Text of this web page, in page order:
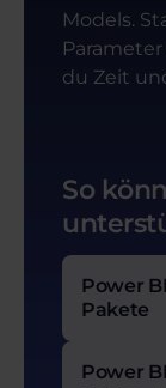
Models.
du Zeit
So
Power
Pakete
Power